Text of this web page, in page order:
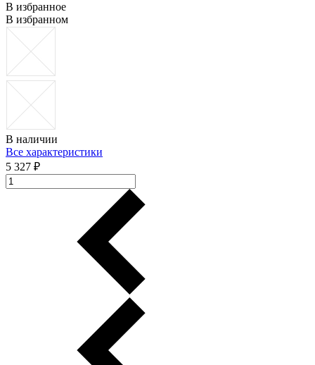
В избранное
В избранном
В наличии
Все характеристики
5 327 ₽